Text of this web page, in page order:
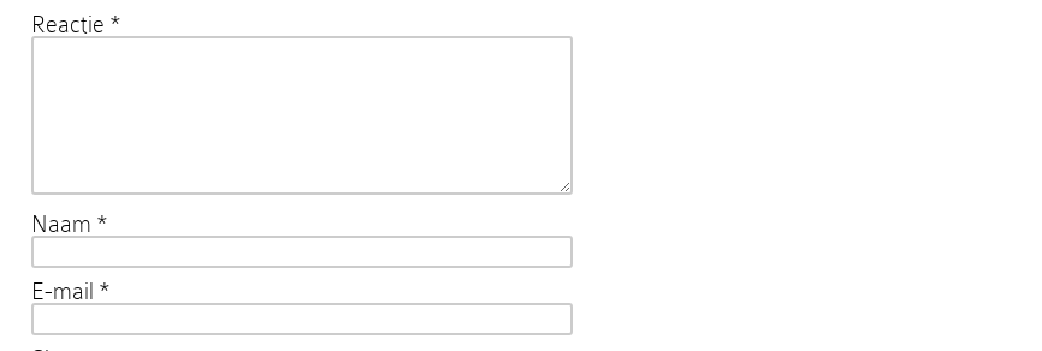
Reactie *
Naam *
E-mail *